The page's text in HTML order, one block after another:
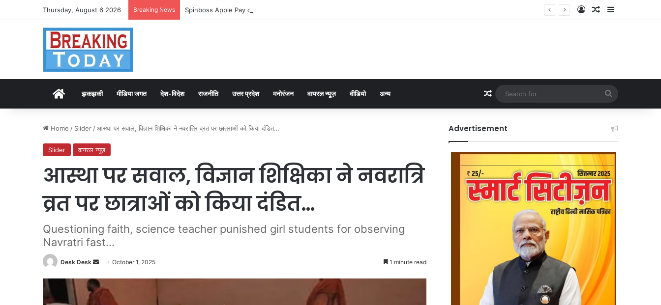
Thursday, August 6 2026 Breaking News Spinboss Apple Pay dla graczy na iPhone Log InRandom Article
Sidebar
Homeझकझकी मीडिया जगत देश-विदेश राजनीति उत्तर प्रदेश मनोरंजन वायरल न्यूज़ वीडियो अन्य Random Article
for
Home / Slider /आस्था पर सवाल, विज्ञान शिक्षिका ने नवरात्रि व्रत पर छात्राओं को किया दंडित…
Slider वायरल न्यूज़
आस्था पर सवाल, विज्ञान शिक्षिका ने नवरात्रि
व्रत पर छात्राओं को किया दंडित…
Questioning faith, science teacher punished girl students for observing
Navratri fast...
Desk Desk
Send
email
October 1, 2025 1 minute read
Advertisement